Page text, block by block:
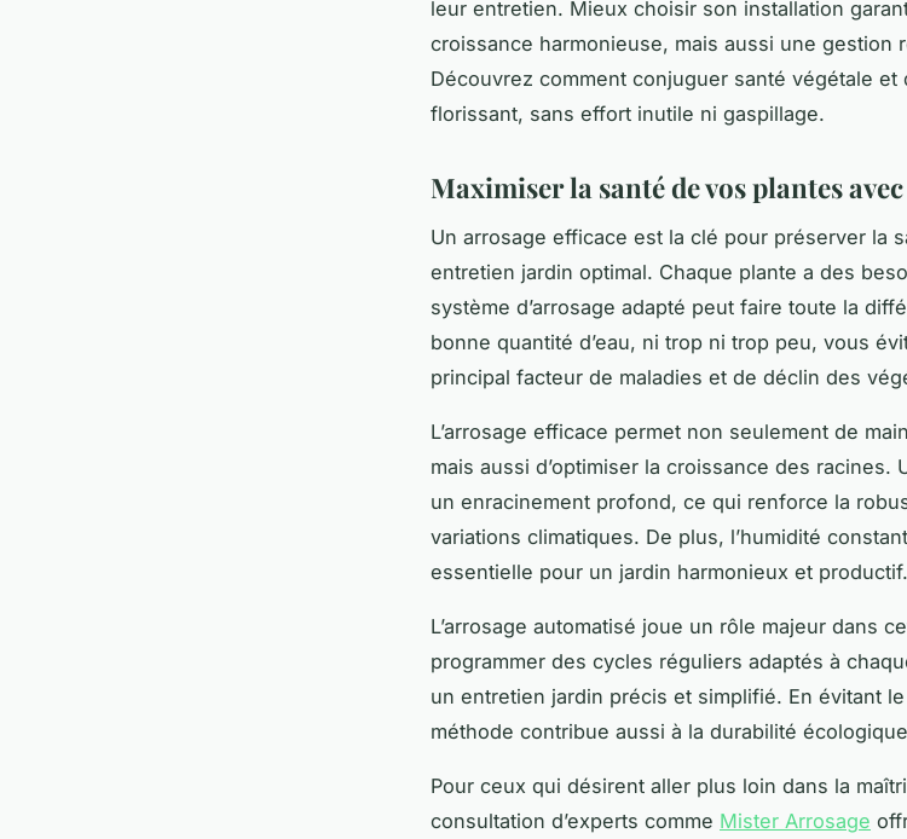
leur entretien. Mieux choisir son installation
croissance harmonieuse, mais aussi une gestion
Découvrez comment conjuguer santé végétale et
florissant, sans effort inutile ni gaspillage.
Maximiser la santé de vos plantes
Un arrosage efficace est la clé pour préserver la
entretien jardin optimal. Chaque plante a des
système d’arrosage adapté peut faire toute la
bonne quantité d’eau, ni trop ni trop peu, vous
principal facteur de maladies et de déclin des
L’arrosage efficace permet non seulement de
mais aussi d’optimiser la croissance des
un enracinement profond, ce qui renforce la
variations climatiques. De plus, l’humidité
essentielle pour un jardin harmonieux et productif.
L’arrosage automatisé joue un rôle majeur dans
programmer des cycles réguliers adaptés à
un entretien jardin précis et simplifié. En évitant le
méthode contribue aussi à la durabilité
Pour ceux qui désirent aller plus loin dans la
consultation d’experts comme Mister Arrosage